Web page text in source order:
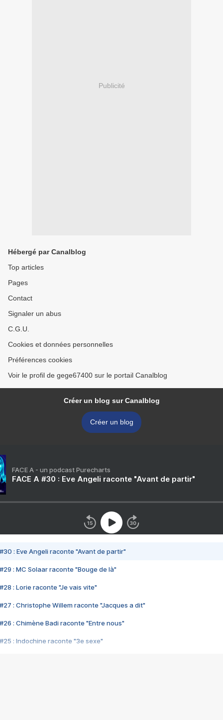
Publicité
Hébergé par Canalblog
Top articles
Pages
Contact
Signaler un abus
C.G.U.
Cookies et données personnelles
Préférences cookies
Voir le profil de gege67400 sur le portail Canalblog
Créer un blog sur Canalblog
Créer un blog
FACE A - un podcast Purecharts
FACE A #30 : Eve Angeli raconte "Avant de partir"
#30 : Eve Angeli raconte "Avant de partir"
#29 : MC Solaar raconte "Bouge de là"
#28 : Lorie raconte "Je vais vite"
#27 : Christophe Willem raconte "Jacques a dit"
#26 : Chimène Badi raconte "Entre nous"
#25 : Indochine raconte "3e sexe"